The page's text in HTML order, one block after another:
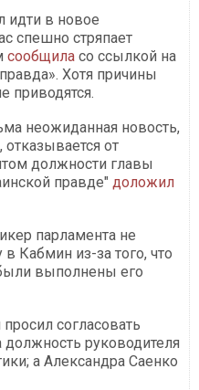
идти в новое
спешно стряпает
сообщила со ссылкой на
Хотя причины
приводятся.
неожиданная новость,
от
должности главы
правде" доложил
парламента не
в Кабмин из-за того, что
выполнены его
согласовать
руководителя
а Александра Саенко